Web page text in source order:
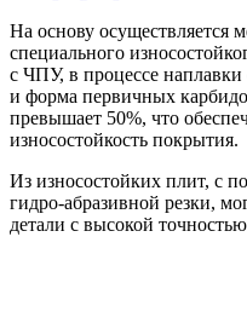
На основу осуществляется
специального
с ЧПУ, в процессе наплавки
и форма первичных
превышает 50%, что
износостойкость покрытия.
Из износостойких плит, с
гидро-абразивной резки,
детали с высокой точностью